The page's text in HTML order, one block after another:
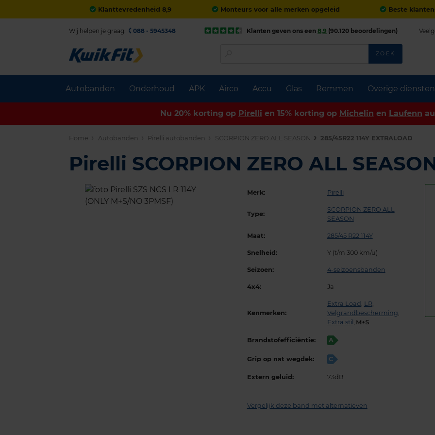
Klanttevredenheid 8,9 Monteurs voor alle merken opgeleid Beste
Autobanden Onderhoud APK Airco Accu Glas Remmen Overige diensten
Wij helpen je graag. 088 - 5945348 Klanten geven ons een 8,9 (90.120 beoordelingen)
ZOEK
Nu 20% korting op Pirelli en 15% korting op Michelin en Laufenn
Home Autobanden Pirelli autobanden SCORPION ZERO ALL SEASON 285/45R22 114Y EXTRALOAD
Pirelli SCORPION ZERO ALL
Merk: Pirelli
Type:
SCORPION ZERO ALL
SEASON
Maat: 285/45 R22 114Y
Snelheid: Y (t/m 300 km/u)
Seizoen: 4-seizoensbanden
4x4: Ja
Kenmerken:
Extra Load , LR,
Velgrandbescherming,
Extra stil ,
Brandstofefficiëntie: A
Grip op nat wegdek: C
Extern geluid: 73dB
Vergelijk deze band met alternatieven